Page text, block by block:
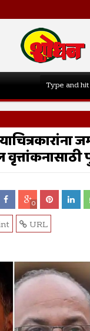
0
URL